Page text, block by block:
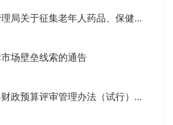
华容县市场监督管理局关于征集老年人药品、保健品虚假宣传等违法行为线索的公告
场壁垒线索的通告
关于征求《华容县财政预算评审管理办法（试行）》 (征求意见稿)意见的公告